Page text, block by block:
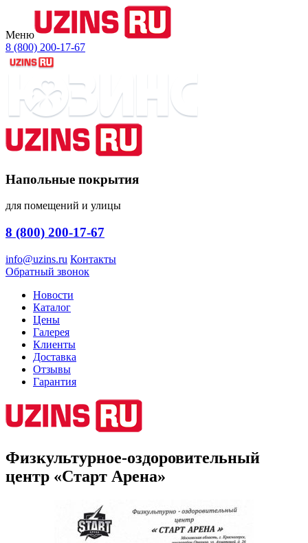
Меню
8 (800) 200-17-67
Напольные покрытия
для помещений и улицы
8 (800) 200-17-67
info@uzins.ru Контакты
Обратный звонок
Новости
Каталог
Цены
Галерея
Клиенты
Доставка
Отзывы
Гарантия
Физкультурное-оздоровительный
центр «Старт Арена»